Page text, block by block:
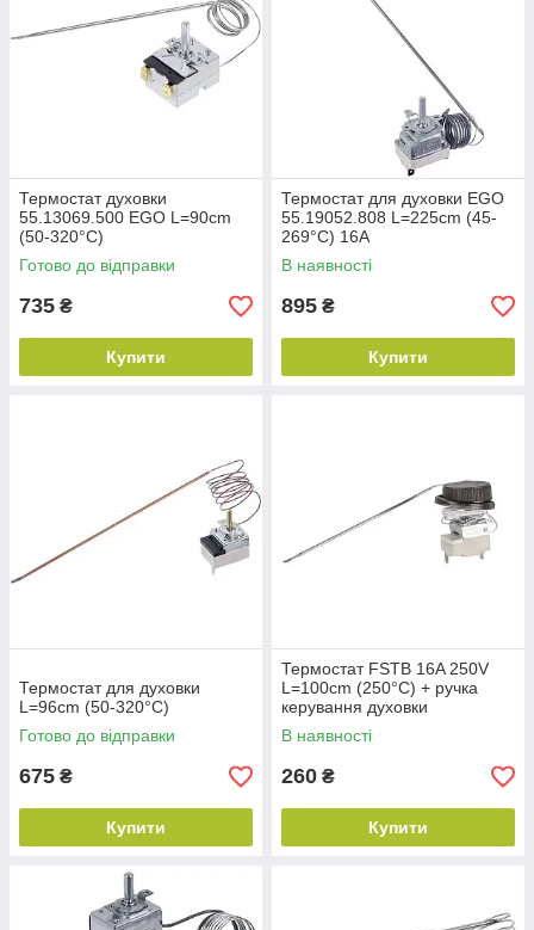
Термостат духовки
55.13069.500 EGO L=90cm
(50-320°C)
Готово до відправки
735 ₴
Купити
Термостат для духовки EGO
55.19052.808 L=225cm (45-
269°С) 16A
В наявності
895 ₴
Купити
Термостат для духовки
L=96cm (50-320°C)
Готово до відправки
675 ₴
Купити
Термостат FSTB 16A 250V
L=100cm (250°C) + ручка
керування духовки
В наявності
260 ₴
Купити